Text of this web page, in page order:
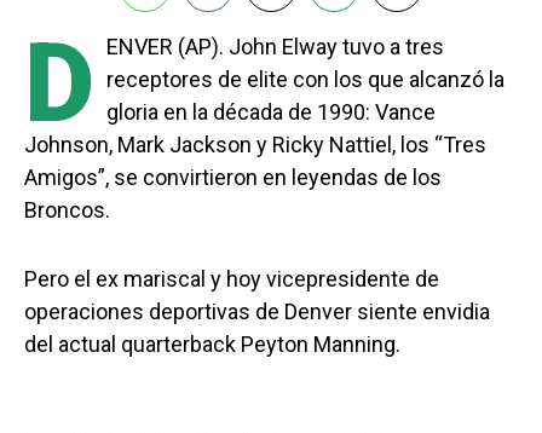
D
ENVER (AP). John Elway tuvo a tres
receptores de elite con los que alcanzó la
gloria en la década de 1990: Vance
Johnson, Mark Jackson y Ricky Nattiel, los “Tres
Amigos”, se convirtieron en leyendas de los
Broncos.
Pero el ex mariscal y hoy vicepresidente de
operaciones deportivas de Denver siente envidia
del actual quarterback Peyton Manning.